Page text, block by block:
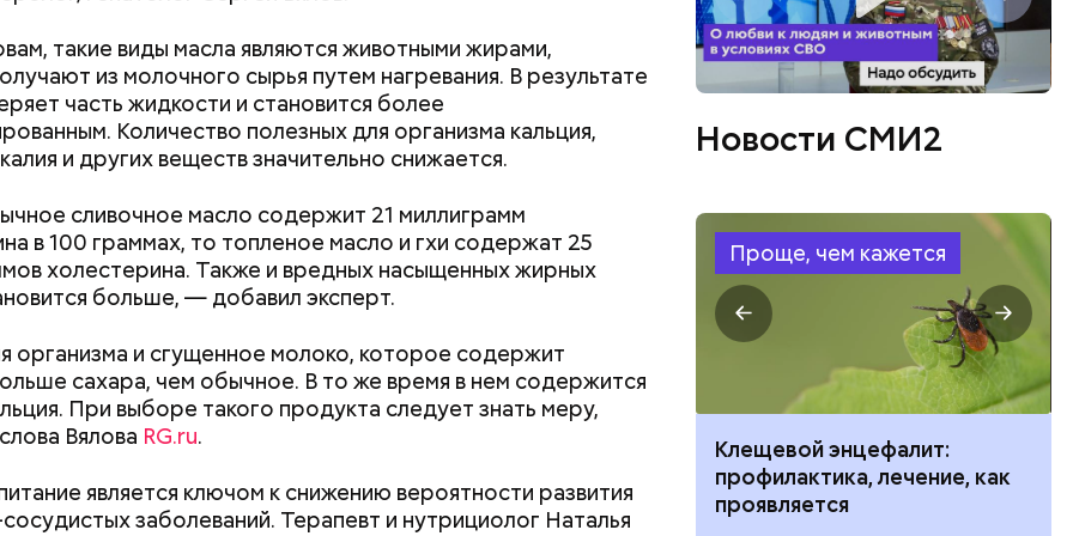
такие виды масла являются животными жирами,
из молочного сырья путем нагревания. В результате
часть жидкости и становится более
Количество полезных для организма кальция,
и других веществ значительно снижается.
сливочное масло содержит 21 миллиграмм
в 100 граммах, то топленое масло и гхи содержат 25
холестерина. Также и вредных насыщенных жирных
больше, — добавил эксперт.
организма и сгущенное молоко, которое содержит
сахара, чем обычное. В то же время в нем содержится
При выборе такого продукта следует знать меру,
Вялова RG.ru.
является ключом к снижению вероятности развития
заболеваний. Терапевт и нутрициолог Наталья
— укрепляет кости, зубы, волосы и ногти и оказывает
действие;
С — работает как антиоксидант, иммуномодулятор,
выработке соединительной ткани, улучшает тургор
— достаточно нежная и забирает излишки
сахара и соли тяжелых металлов;
кислота (в большом количестве) — она необходима
женщинам, чтобы формировалась нервная трубка у
— это вещество вызывает микровоспаление в
которое провоцирует его раннее старение и развитие
стресса он держит сосуды под контролем и
более 300 реакций нашего организма. Также
спазмы, — пояснила Соломатина.
Диетолог Соломатина
антибиотиков
не рекомендован, достаточно 50–100 грамм в день, и
день. Но отмечу, что при термообработке теряются
Новости СМИ2
Проще, чем кажется
Как узнать, снесут ли дом по
искать информацию и сроки
Клещевой энцефалит:
профилактика, лечение, как
проявляется